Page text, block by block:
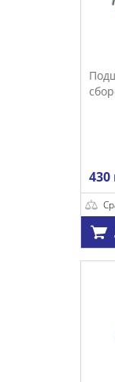
Подшипник
В
Добавить в